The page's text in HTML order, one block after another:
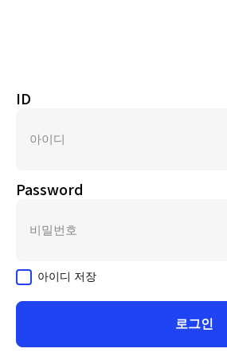
ID
Password
아이디 저장
로그인